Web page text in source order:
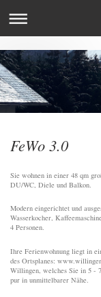
FeWo 3.0
Sie wohnen in einer 48 qm
DU/WC, Diele und Balkon.
Modern eingerichtet und
Wasserkocher,
4 Personen.
Ihre Ferienwohnung liegt in
des Ortsplanes:
Willingen, welches Sie in 5 -
pur in unmittelbarer Nähe.